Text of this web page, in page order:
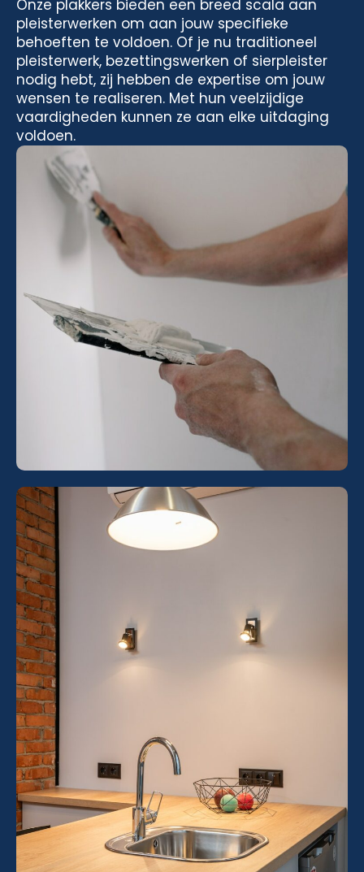
Onze plakkers bieden een breed scala aan
pleisterwerken om aan jouw specifieke
behoeften te voldoen. Of je nu traditioneel
pleisterwerk, bezettingswerken of sierpleister
nodig hebt, zij hebben de expertise om jouw
wensen te realiseren. Met hun veelzijdige
vaardigheden kunnen ze aan elke uitdaging
voldoen.